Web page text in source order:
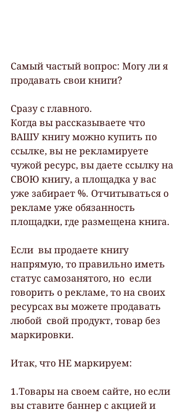
Самый частый вопрос: Могу ли я
продавать свои книги?
Сразу с главного.
Когда вы рассказываете что
ВАШУ книгу можно купить по
ссылке, вы не рекламируете
чужой ресурс, вы даете ссылку на
СВОЮ книгу, а площадка у вас
уже забирает %. Отчитываться о
рекламе уже обязанность
площадки, где размещена книга.
Если  вы продаете книгу
напрямую, то правильно иметь
статус самозанятого, но  если
говорить о рекламе, то на своих
ресурсах вы можете продавать
любой  свой продукт, товар без
маркировки.
Итак, что НЕ маркируем:
1.Товары на своем сайте, но если
вы ставите баннер с акцией и